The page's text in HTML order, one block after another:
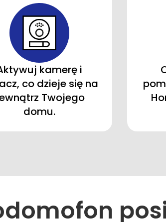
kamerę i
co dzieje się na
Twojego
domu.